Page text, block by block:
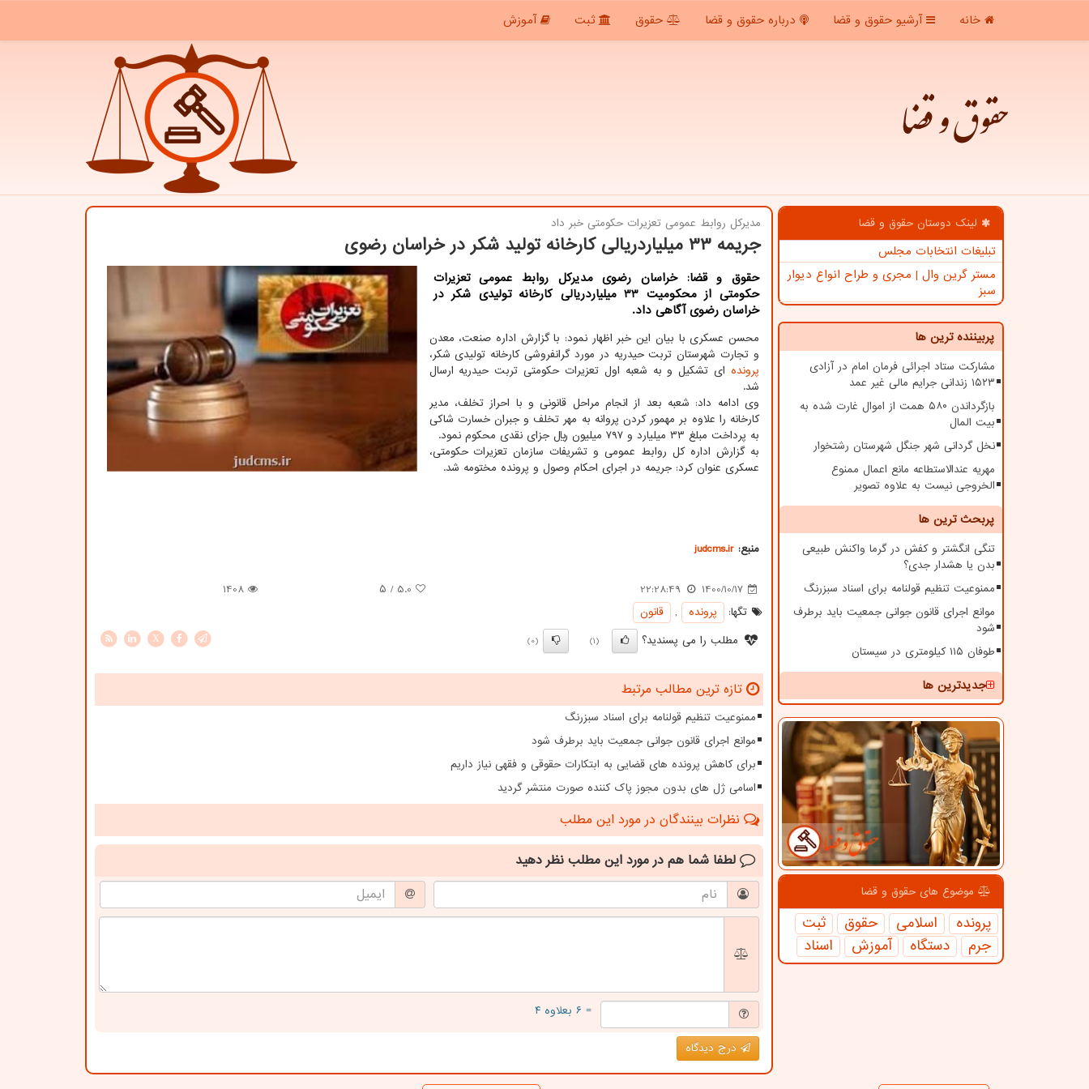
خانه آرشیو حقوق و قضا درباره حقوق و قضا حقوق ثبت آموزش
حقوق و قضا
لینک دوستان حقوق و قضا
تبلیغات انتخابات مجلس
مستر گرین وال | مجری و طراح انواع دیوار
سبز
پربیننده ترین ها
مشارکت ستاد اجرائی فرمان امام در آزادی
۱۵۲۳ زندانی جرایم مالی غیر عمد
بازگرداندن ۵۸۰ همت از اموال غارت شده به
بیت المال
نخل گردانی شهر جنگل شهرستان رشتخوار
مهریه عندالاستطاعه مانع اعمال ممنوع
الخروجی نیست به علاوه تصویر
پربحث ترین ها
تنگی انگشتر و کفش در گرما واکنش طبیعی
بدن یا هشدار جدی؟
ممنوعیت تنظیم قولنامه برای اسناد سبزرنگ
موانع اجرای قانون جوانی جمعیت باید برطرف
شود
طوفان ۱۱۵ کیلومتری در سیستان
جدیدترین ها
موضوع های حقوق و قضا
پرونده اسلامی حقوق
ثبت
جرم
دستگاه آموزش اسناد
مدیركل روابط عمومی تعزیرات حكومتی خبر داد
جریمه ۳۳ میلیاردریالی کارخانه تولید شکر در خراسان رضوی
حقوق و قضا: خراسان رضوی مدیرکل روابط عمومی تعزیرات
حکومتی از محکومیت 33 میلیاردریالی کارخانه تولیدی شکر در
خراسان رضوی آگاهی داد.
محسن عسکری با بیان این خبر اظهار نمود: با گزارش اداره صنعت، معدن
و تجارت شهرستان تربت حیدریه در مورد گرانفروشی کارخانه تولیدی شکر،
پرونده ای تشکیل و به شعبه اول تعزیرات حکومتی تربت حیدریه ارسال
شد.
وی ادامه داد: شعبه بعد از انجام مراحل قانونی و با احراز تخلف، مدیر
کارخانه را علاوه بر مهمور کردن پروانه به مهر تخلف و جبران خسارت شاکی
به پرداخت مبلغ ۳۳ میلیارد و ۷۹۷ میلیون ریال جزای نقدی محکوم نمود.
به گزارش اداره کل روابط عمومی و تشریفات سازمان تعزیرات حکومتی،
عسکری عنوان کرد: جریمه در اجرای احکام وصول و پرونده مختومه شد.
منبع: judcms.ir
1400/10/17
22:28:49
5.0 / ۵
1408
تگها:
پرونده ,
قانون
مطلب را می پسندید؟
(1)
(0)
X
تازه ترین مطالب مرتبط
ممنوعیت تنظیم قولنامه برای اسناد سبزرنگ
موانع اجرای قانون جوانی جمعیت باید برطرف شود
برای کاهش پرونده های قضایی به ابتکارات حقوقی و فقهی نیاز داریم
اسامی ژل های بدون مجوز پاک کننده صورت منتشر گردید
نظرات بینندگان در مورد این مطلب
لطفا شما هم در مورد این مطلب نظر دهید
= ۶ بعلاوه ۴
درج دیدگاه